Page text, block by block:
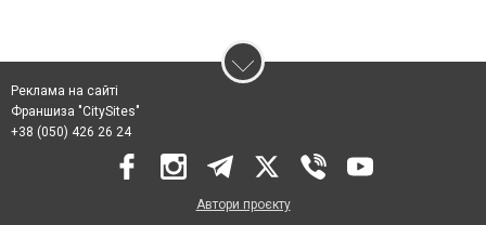
Реклама на сайті
Франшиза "CitySites"
+38 (050) 426 26 24
Автори проєкту